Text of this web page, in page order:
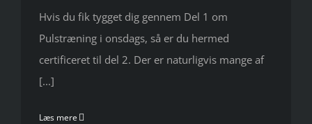
Hvis du fik tygget dig gennem Del 1 om
Pulstræning i onsdags, så er du hermed
certificeret til del 2. Der er naturligvis mange af
[...]
Læs mere